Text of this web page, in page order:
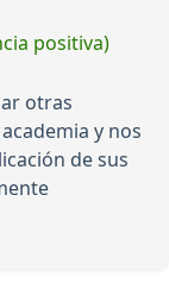
positiva)
otras
y nos
de sus